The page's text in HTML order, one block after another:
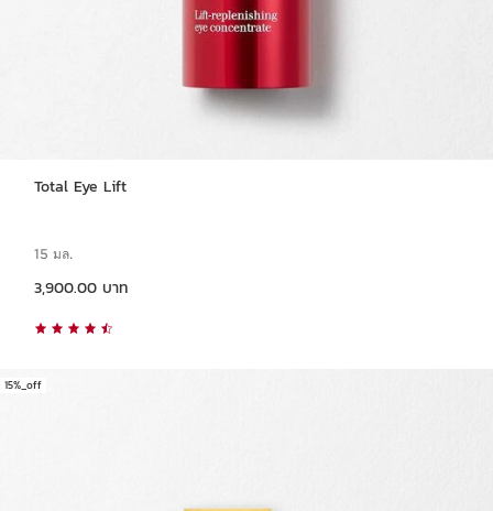
Total Eye Lift
15 มล.
3,900.00 บาท
15%_off